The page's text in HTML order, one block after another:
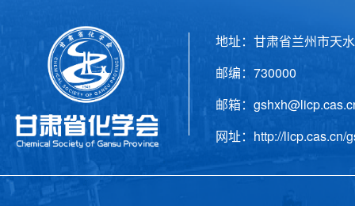
地址：甘肃省兰州市天
邮编：730000 电
邮箱：
网址：http://licp.cas.cn/